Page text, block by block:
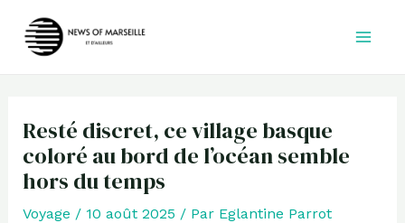
Resté discret, ce village basque
coloré au bord de l’océan semble
hors du temps
Voyage / 10 août 2025 / Par Eglantine Parrot